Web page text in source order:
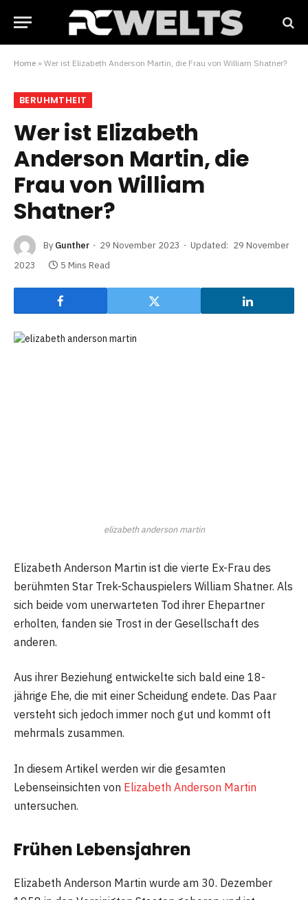
Home » Wer ist Elizabeth Anderson Martin, die Frau von William Shatner?
BERUHMTHEIT
Wer ist Elizabeth
Anderson Martin, die
Frau von William
Shatner?
By Gunther 29 November 2023 Updated: 29 November
2023
5 Mins Read
elizabeth anderson martin
Elizabeth Anderson Martin ist die vierte Ex-Frau des
berühmten Star Trek-Schauspielers William Shatner. Als
sich beide vom unerwarteten Tod ihrer Ehepartner
erholten, fanden sie Trost in der Gesellschaft des
anderen.
Aus ihrer Beziehung entwickelte sich bald eine 18-
jährige Ehe, die mit einer Scheidung endete. Das Paar
versteht sich jedoch immer noch gut und kommt oft
mehrmals zusammen.
In diesem Artikel werden wir die gesamten
Lebenseinsichten von Elizabeth Anderson Martin
untersuchen.
Frühen Lebensjahren
Elizabeth Anderson Martin wurde am 30. Dezember